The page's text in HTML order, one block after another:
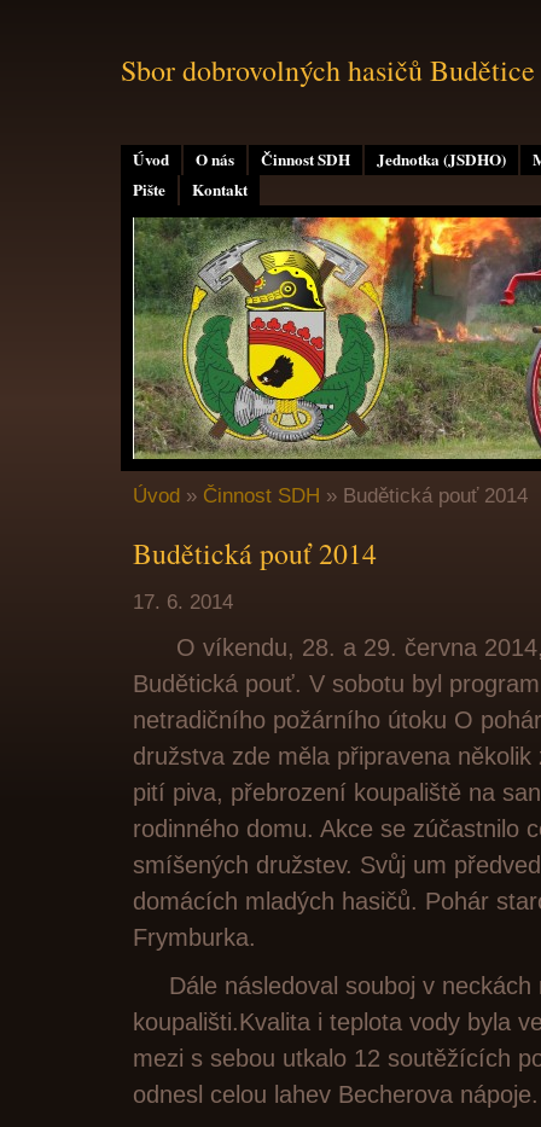
Úvod O nás Činnost SDH Jednotka (JSDHO)
Pište
Kontakt
Sbor dobrovolných hasičů Budětice
Úvod » Činnost SDH » Budětická pouť 2014
Budětická pouť 2014
17. 6. 2014
O víkendu, 28. a 29. června
Budětická pouť. V sobotu byl
netradičního požárního útoku O
družstva zde měla připravena
pití piva, přebrození koupaliště na
rodinného domu. Akce se zúčastnilo
smíšených družstev. Svůj um
domácích mladých hasičů. Pohár
Frymburka.
Dále následoval souboj v neckách
koupališti.Kvalita i teplota vody byla
mezi s sebou utkalo 12 soutěžících
odnesl celou lahev Becherova nápoje.